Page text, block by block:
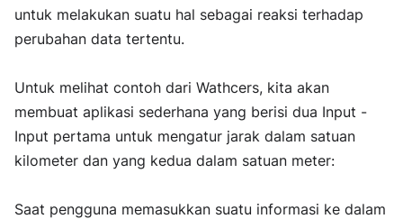
untuk melakukan suatu hal sebagai reaksi terhadap
perubahan data tertentu.
Untuk melihat contoh dari Wathcers, kita akan
membuat aplikasi sederhana yang berisi dua Input -
Input pertama untuk mengatur jarak dalam satuan
kilometer dan yang kedua dalam satuan meter:
Saat pengguna memasukkan suatu informasi ke dalam